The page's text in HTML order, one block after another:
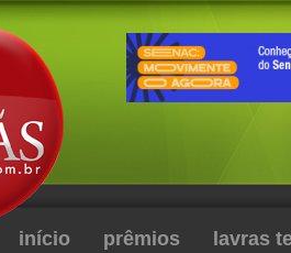
início prêmios lavras